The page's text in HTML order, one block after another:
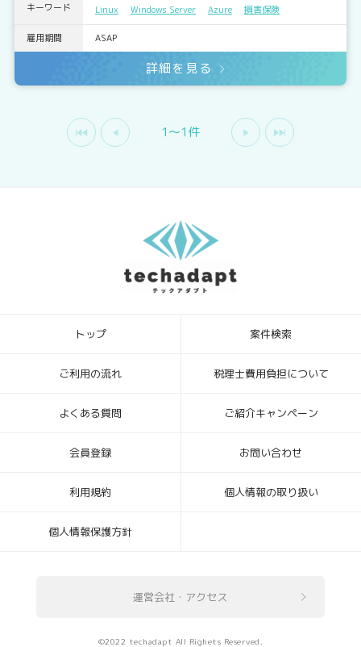
キーワード Linux Windows Server Azure 損害保険
雇用期間 ASAP
詳細を見る
1〜1件
トップ 案件検索
ご利用の流れ 税理士費用負担について
よくある質問 ご紹介キャンペーン
会員登録 お問い合わせ
利用規約 個人情報の取り扱い
個人情報保護方針
運営会社・アクセス
©2022 techadapt All Righets Reserved.